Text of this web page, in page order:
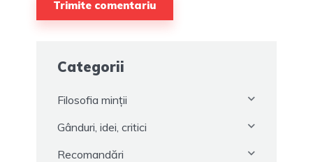
Categorii
Filosofia minții
Gânduri, idei, critici
Recomandări